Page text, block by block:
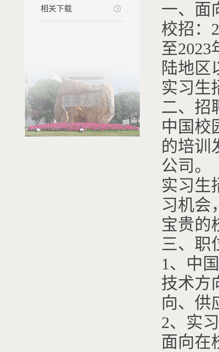
相关下载
一、面
校招：
至
陆地区
实习生
二、招
中国校
的培训
公司。
实习生
习机会
宝贵的
三、职
1、中
技术方
向、供
2、实
面向在